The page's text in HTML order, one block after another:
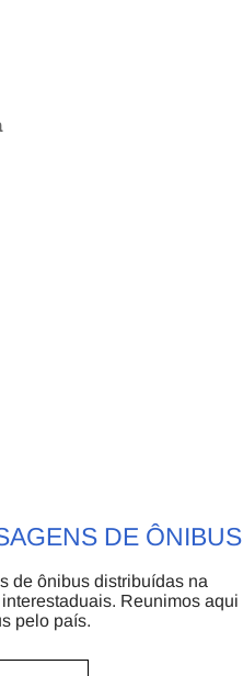
DE ÔNIBUS
de ônibus distribuídas na
Reunimos aqui
pelo país.